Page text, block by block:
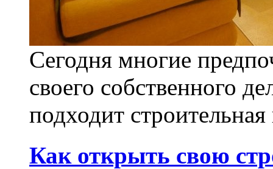
Сегодня многие
своего собственного
подходит
Как открыть свою